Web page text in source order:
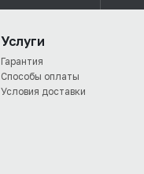
Услуги
Гарантия
Способы оплаты
Условия доставки